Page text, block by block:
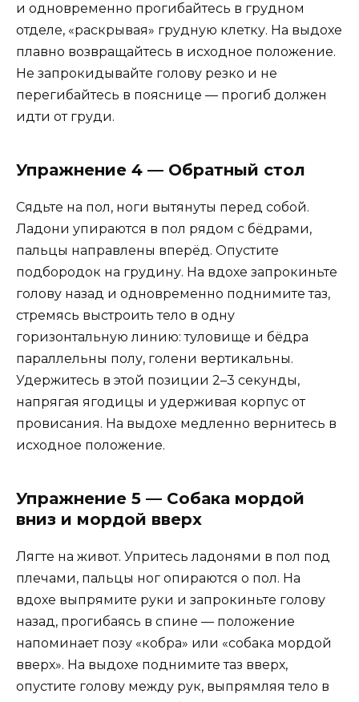
и одновременно прогибайтесь в грудном
отделе, «раскрывая» грудную клетку. На выдохе
плавно возвращайтесь в исходное положение.
Не запрокидывайте голову резко и не
перегибайтесь в пояснице — прогиб должен
идти от груди.
Упражнение 4 — Обратный стол
Сядьте на пол, ноги вытянуты перед собой.
Ладони упираются в пол рядом с бёдрами,
пальцы направлены вперёд. Опустите
подбородок на грудину. На вдохе запрокиньте
голову назад и одновременно поднимите таз,
стремясь выстроить тело в одну
горизонтальную линию: туловище и бёдра
параллельны полу, голени вертикальны.
Удержитесь в этой позиции 2–3 секунды,
напрягая ягодицы и удерживая корпус от
провисания. На выдохе медленно вернитесь в
исходное положение.
Упражнение 5 — Собака мордой
вниз и мордой вверх
Лягте на живот. Упритесь ладонями в пол под
плечами, пальцы ног опираются о пол. На
вдохе выпрямите руки и запрокиньте голову
назад, прогибаясь в спине — положение
напоминает позу «кобра» или «собака мордой
вверх». На выдохе поднимите таз вверх,
опустите голову между рук, выпрямляя тело в